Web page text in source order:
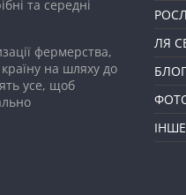
та середні
фермерства,
на шляху до
усе, щоб
ЛЯ
ІНШЕ